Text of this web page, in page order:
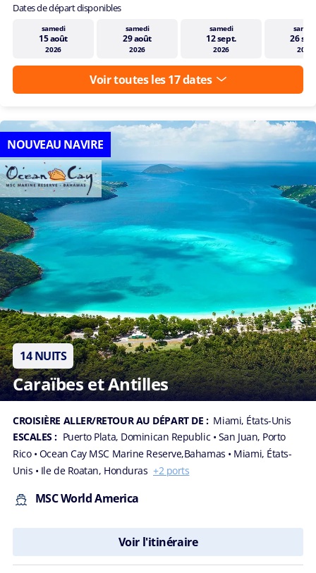
Dates de départ disponibles
samedi
15 août
2026
samedi
29 août
2026
samedi
12 sept.
2026
26
2026
Voir toutes les 17 dates
NOUVEAU NAVIRE
14 NUITS
Caraïbes et Antilles
CROISIÈRE ALLER/RETOUR AU DÉPART DE : Miami, États-Unis
ESCALES : Puerto Plata, Dominican Republic • San Juan, Porto
Rico • Ocean Cay MSC Marine Reserve,Bahamas • Miami, États-
Unis • Ile de Roatan, Honduras +2 ports
MSC World America
Voir l'itinéraire